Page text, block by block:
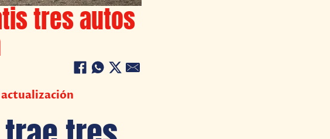
tres autos
actualización